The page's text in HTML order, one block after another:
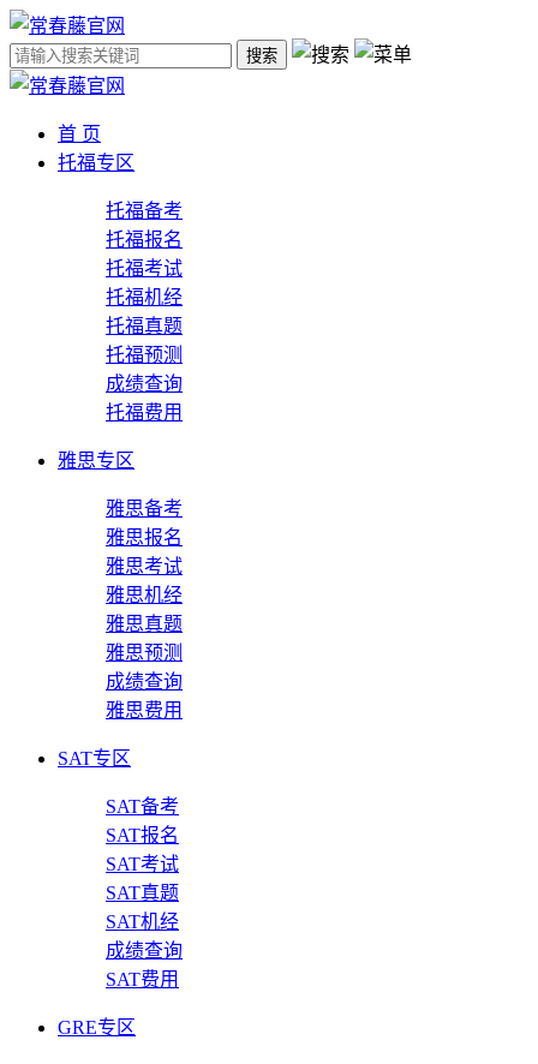
搜索
首 页
托福专区
托福备考
托福报名
托福考试
托福机经
托福真题
托福预测
成绩查询
托福费用
雅思专区
雅思备考
雅思报名
雅思考试
雅思机经
雅思真题
雅思预测
成绩查询
雅思费用
SAT专区
SAT备考
SAT报名
SAT考试
SAT真题
SAT机经
成绩查询
SAT费用
GRE专区